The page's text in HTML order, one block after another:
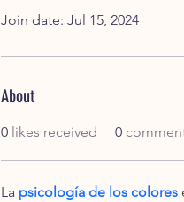
Join date: Jul 15, 2024
About
0 likes received 0
La psicología de los colores